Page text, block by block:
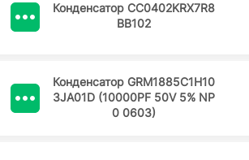
Конденсатор CC0402KRX7R8
BB102
Конденсатор GRM1885C1H10
3JA01D (10000PF 50V 5% NP
0 0603)